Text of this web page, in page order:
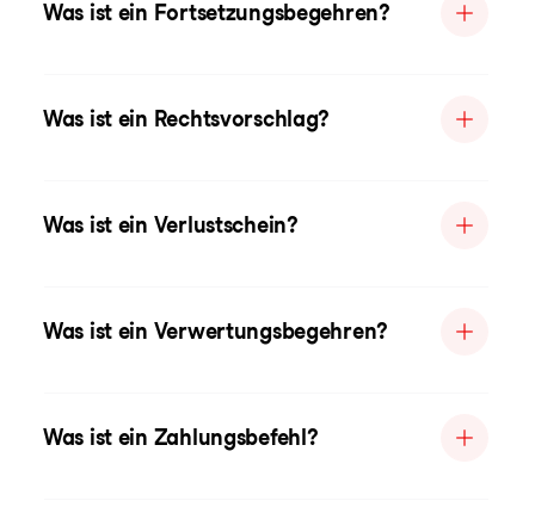
Was ist ein Fortsetzungsbegehren?
Was ist ein Rechtsvorschlag?
Was ist ein Verlustschein?
Was ist ein Verwertungsbegehren?
Was ist ein Zahlungsbefehl?